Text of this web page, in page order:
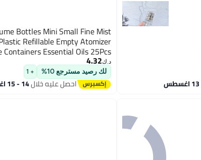
Bottles Mini Small Fine Mist
Refillable Empty Atomizer
Containers Essential Oils 25Pcs
د.ك‏4.32
لك رصيد مسترجع 10% + 1
احصل عليه خلال14 - 15 اغسطس